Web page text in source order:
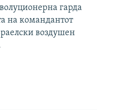
гарда
на командантот
воздушен